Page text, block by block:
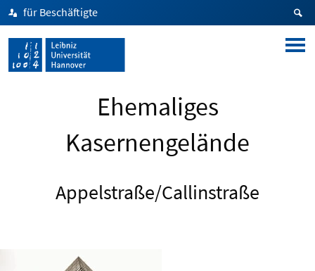
für Beschäftigte
Ehemaliges
Kasernengelände
Appelstraße/Callinstraße